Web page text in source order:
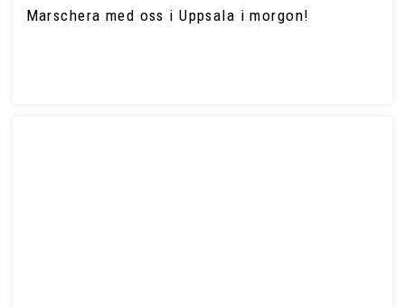
Marschera med oss i Uppsala i morgon!